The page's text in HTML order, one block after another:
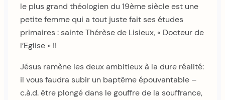
le plus grand théologien du 19ème siècle est une
petite femme qui a tout juste fait ses études
primaires : sainte Thérèse de Lisieux, « Docteur de
l’Eglise » !!
Jésus ramène les deux ambitieux à la dure réalité:
il vous faudra subir un baptême épouvantable –
c.à.d. être plongé dans le gouffre de la souffrance,